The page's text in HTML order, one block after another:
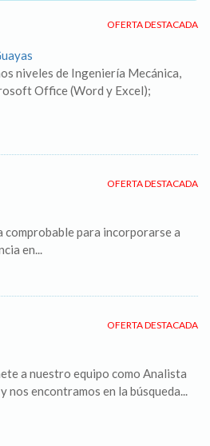
OFERTA DESTACADA
niveles de Ingeniería Mecánica,
Office (Word y Excel);
OFERTA DESTACADA
comprobable para incorporarse a
en...
OFERTA DESTACADA
a nuestro equipo como Analista
nos encontramos en la búsqueda...